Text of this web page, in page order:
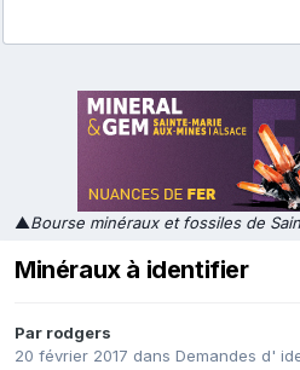
▲Bourse minéraux et fossiles de
Minéraux à identifier
Par rodgers
20 février 2017 dans Demandes d'